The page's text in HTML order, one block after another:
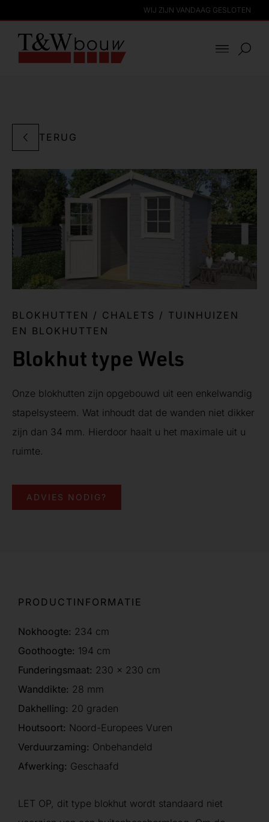
WIJ ZIJN VANDAAG GESLOTEN
TERUG
BLOKHUTTEN / CHALETS / TUINHUIZEN
EN BLOKHUTTEN
Blokhut type Wels
Onze blokhutten zijn opgebouwd uit een enkelwandig
stapelsysteem. Wat inhoudt dat de wanden niet dikker
zijn dan 34 mm. Hierdoor haalt u het maximale uit u
ruimte.
ADVIES NODIG?
PRODUCTINFORMATIE
Nokhoogte: 234 cm
Goothoogte: 194 cm
Funderingsmaat: 230 x 230 cm
Wanddikte: 28 mm
Dakhelling: 20 graden
Houtsoort: Noord-Europees Vuren
Verduurzaming: Onbehandeld
Afwerking: Geschaafd
LET OP, dit type blokhut wordt standaard niet